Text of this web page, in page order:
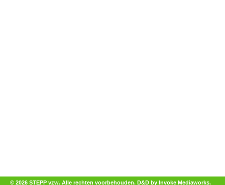
© 2026 STEPP vzw. Alle rechten voorbehouden. D&D by Invoke Mediaworks.